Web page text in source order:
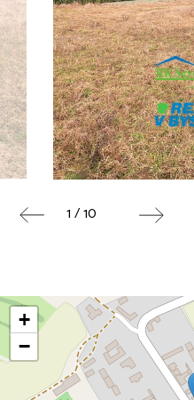
1 / 10
+
−